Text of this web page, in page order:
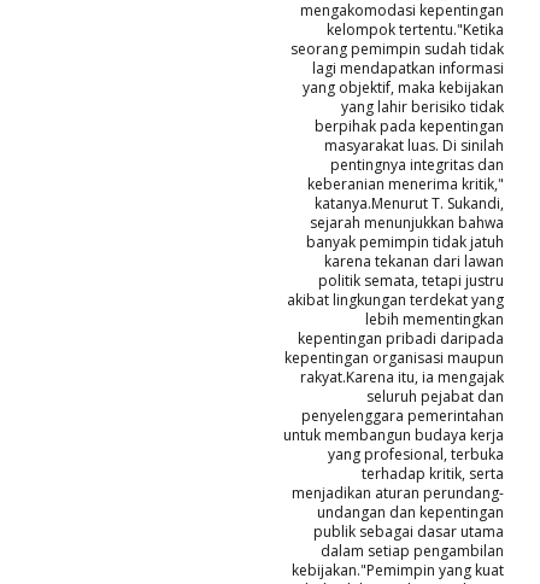
mengakomodasi kepentingan
kelompok tertentu."Ketika
seorang pemimpin sudah tidak
lagi mendapatkan informasi
yang objektif, maka kebijakan
yang lahir berisiko tidak
berpihak pada kepentingan
masyarakat luas. Di sinilah
pentingnya integritas dan
keberanian menerima kritik,"
katanya.Menurut T. Sukandi,
sejarah menunjukkan bahwa
banyak pemimpin tidak jatuh
karena tekanan dari lawan
politik semata, tetapi justru
akibat lingkungan terdekat yang
lebih mementingkan
kepentingan pribadi daripada
kepentingan organisasi maupun
rakyat.Karena itu, ia mengajak
seluruh pejabat dan
penyelenggara pemerintahan
untuk membangun budaya kerja
yang profesional, terbuka
terhadap kritik, serta
menjadikan aturan perundang-
undangan dan kepentingan
publik sebagai dasar utama
dalam setiap pengambilan
kebijakan."Pemimpin yang kuat